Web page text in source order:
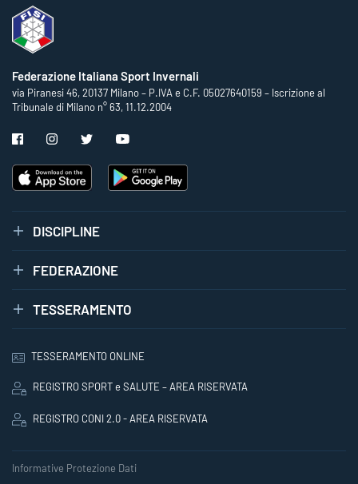
Federazione Italiana Sport Invernali
via Piranesi 46, 20137 Milano – P.IVA e C.F. 05027640159 – Iscrizione al
Tribunale di Milano n° 63, 11.12.2004
DISCIPLINE
FEDERAZIONE
TESSERAMENTO
TESSERAMENTO ONLINE
REGISTRO SPORT e SALUTE – AREA RISERVATA
REGISTRO CONI 2.0 - AREA RISERVATA
Informative Protezione Dati